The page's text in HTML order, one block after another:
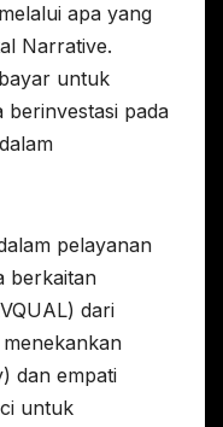
apa yang
Narrative.
untuk
berinvestasi pada
pelayanan
berkaitan
dari
dan empati
untuk